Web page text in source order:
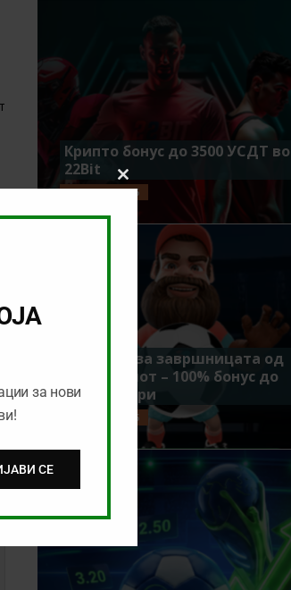
Крипто бонус до 3500 УСДТ во
22Bit
ЈУЛИ 29, 2026
Идеално за завршницата од
Мундијалот – 100% бонус до
7500 денари
ЈУЛИ 15, 2026
Close
this
за нови
СЕ